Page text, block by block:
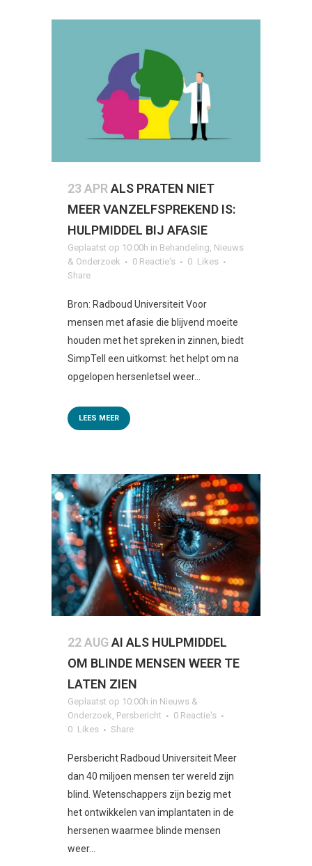
23 APR ALS PRATEN NIET
MEER VANZELFSPREKEND IS:
HULPMIDDEL BIJ AFASIE
Geplaatst op 10:00h in Behandeling Nieuws
& Onderzoek
0 Reactie's 0 Likes
Share
Bron: Radboud Universiteit Voor
mensen met afasie die blijvend moeite
houden met het spreken in zinnen, biedt
SimpTell een uitkomst: het helpt om na
opgelopen hersenletsel weer...
LEES MEER
22 AUG AI ALS HULPMIDDEL
OM BLINDE MENSEN WEER TE
LATEN ZIEN
Geplaatst op 10:00h in Nieuws &
Onderzoek, Persbericht
0 Reactie's
0 Likes Share
Persbericht Radboud Universiteit Meer
dan 40 miljoen mensen ter wereld zijn
blind. Wetenschappers zijn bezig met
het ontwikkelen van implantaten in de
hersenen waarmee blinde mensen
weer...